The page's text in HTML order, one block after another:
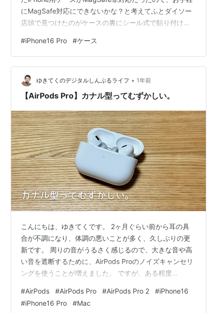
にMagSafe対応にできないかな？と考えてふとダイソー
店頭で見つけたのがケースの裏にシール式で貼り付ける
と、スタンドになる開閉式リングがついている220円のタ
イプの製品があり後者を購入。 使っていたiPhone16Pro
のケースに早速貼ってみました。iPhone抜きだとこんな
感じ。写真がぶれてわかりにくいですね。 これだけ見る
とまあまあ良い感じにも…
#iPhone16 Pro #ケース
ゆきてくのデジタルしんぷるライフ • 1年前
【AirPods Pro】カナル型ってむずかしい。
こんにちは、ゆきてくです。 2ヶ月ぐらい前から耳の具
合が不調になり、体調の悪いことが多く、久しぶりの更
新です。 周りの音がうるさく感じるので、大きな音や高
い音を遮断するために、AirPods Proのノイズキャンセリ
ングを使うことが増えました。 ですが、ある程度
たりするので、 「イヤーピースを変えてみるか」 と思
い、買ってみました。 （病院からイヤホンの装着自体は
#AirPods #AirPods Pro #AirPods Pro 2 #iPhone16
#iPhone16 Pro #Mac